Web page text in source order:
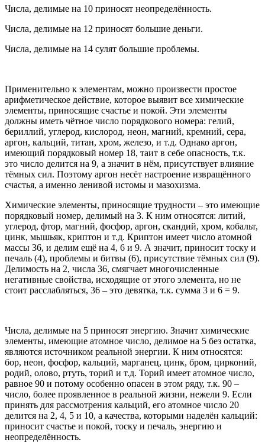
Числа, делимые на 10 приносят неопределённость.
Числа, делимые на 12 приносят большие деньги.
Числа, делимые на 14 сулят большие проблемы.
Применительно к элементам, можно произвести простое
арифметическое действие, которое выявит все химические
элементы, приносящие счастье и покой. Эти элементы
должны иметь чётное число порядкового номера: гелий,
бериллий, углерод, кислород, неон, магний, кремний, сера,
аргон, кальций, титан, хром, железо, и т.д. Однако аргон,
имеющий порядковый номер 18, таит в себе опасность, т.к.
это число делится на 9, а значит в нём, присутствует влияние
тёмных сил. Поэтому аргон несёт настроение извращённого
счастья, а именно ленивой истомы и мазохизма.
Химические элементы, приносящие трудности – это имеющие
порядковый номер, делимый на 3. К ним относятся: литий,
углерод, фтор, магний, фосфор, аргон, скандий, хром, кобальт,
цинк, мышьяк, криптон и т.д. Криптон имеет число атомной
массы 36, и делим ещё на 4, 6 и 9. А значит, приносит тоску и
печаль (4), проблемы и битвы (6), присутствие тёмных сил (9).
Делимость на 2, числа 36, смягчает многочисленные
негативные свойства, исходящие от этого элемента, но не
стоит расслабляться, 36 – это девятка, т.к. сумма 3 и 6 = 9.
Числа, делимые на 5 приносят энергию. Значит химические
элементы, имеющие атомное число, делимое на 5 без остатка,
являются источником реальной энергии. К ним относятся:
бор, неон, фосфор, кальций, марганец, цинк, бром, цирконий,
родий, олово, ртуть, торий и т.д. Торий имеет атомное число,
равное 90 и потому особенно опасен в этом ряду, т.к. 90 –
число, более проявленное в реальной жизни, нежели 9. Если
принять для рассмотрения кальций, его атомное число 20
делится на 2, 4, 5 и 10, а качества, которыми наделён кальций:
приносит счастье и покой, тоску и печаль, энергию и
неопределённость.